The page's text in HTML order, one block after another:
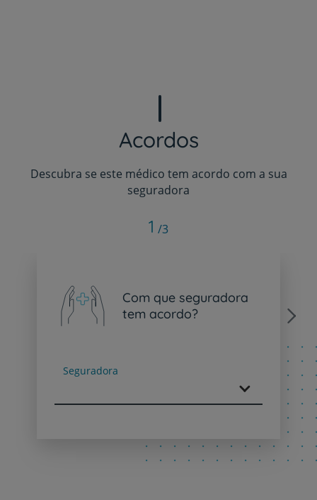
Acordos
Descubra se este médico tem acordo com a sua
seguradora
Com que seguradora
tem acordo?
Seguradora
Next
1 /3